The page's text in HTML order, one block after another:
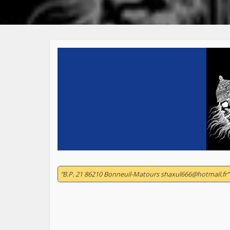
“B.P. 21 86210 Bonneuil-Matours shaxul666@hotmail.fr”